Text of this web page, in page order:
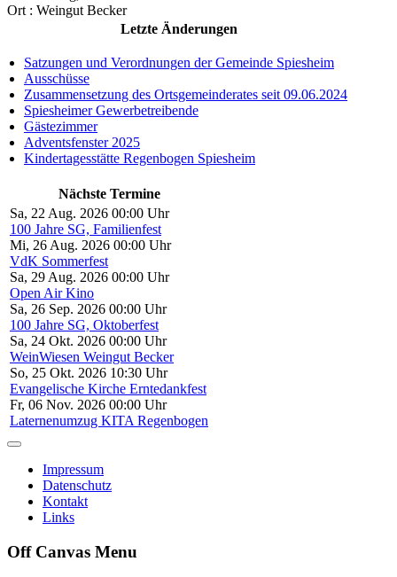
Ort : Weingut Becker
Letzte Änderungen
Satzungen und Verordnungen der Gemeinde Spiesheim
Ausschüsse
Zusammensetzung des Ortsgemeinderates seit 09.06.2024
Spiesheimer Gewerbetreibende
Gästezimmer
Adventsfenster 2025
Kindertagesstätte Regenbogen Spiesheim
Nächste Termine
Sa, 22 Aug. 2026 00:00 Uhr
100 Jahre SG, Familienfest
Mi, 26 Aug. 2026 00:00 Uhr
VdK Sommerfest
Sa, 29 Aug. 2026 00:00 Uhr
Open Air Kino
Sa, 26 Sep. 2026 00:00 Uhr
100 Jahre SG, Oktoberfest
Sa, 24 Okt. 2026 00:00 Uhr
WeinWiesen Weingut Becker
So, 25 Okt. 2026 10:30 Uhr
Evangelische Kirche Erntedankfest
Fr, 06 Nov. 2026 00:00 Uhr
Laternenumzug KITA Regenbogen
Impressum
Datenschutz
Kontakt
Links
Off Canvas Menu